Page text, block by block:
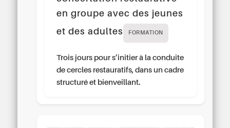
en groupe avec des jeunes
et des adultes
FORMATION
Trois jours pour s’initier à la conduite
de cercles restauratifs, dans un cadre
structuré et bienveillant.